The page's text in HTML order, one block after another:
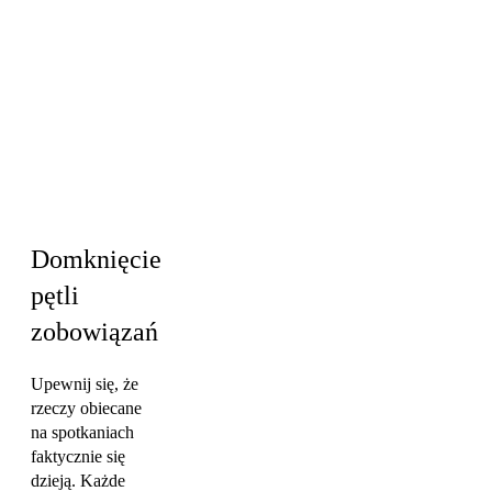
Domknięcie
pętli
zobowiązań
Upewnij się, że
rzeczy obiecane
na spotkaniach
faktycznie się
dzieją. Każde